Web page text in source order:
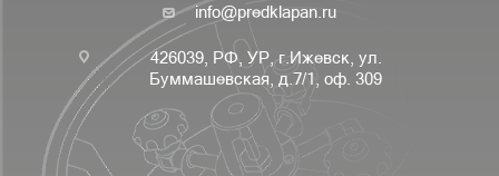
info@predklapan.ru
426039, РФ, УР, г.Ижевск, ул.
Буммашевская, д.7/1, оф. 309